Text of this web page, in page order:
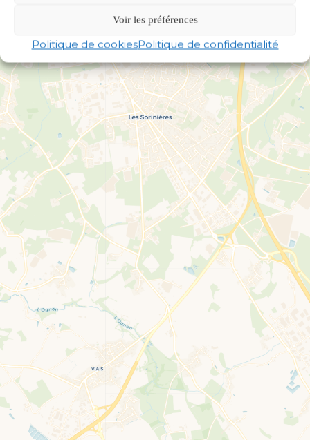
Voir les préférences
Politique de cookiesPolitique de confidentialité